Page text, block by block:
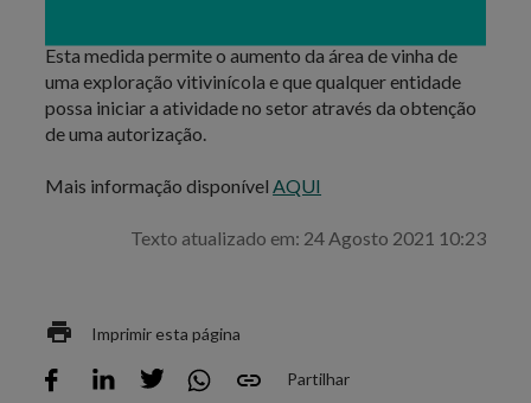
Esta medida permite o aumento da área de vinha de
uma exploração vitivinícola e que qualquer entidade
possa iniciar a atividade no setor através da obtenção
de uma autorização.
Mais informação disponívelAQUI
Texto atualizado em: 24 Agosto 2021 10:23
Imprimir esta página
Partilhar